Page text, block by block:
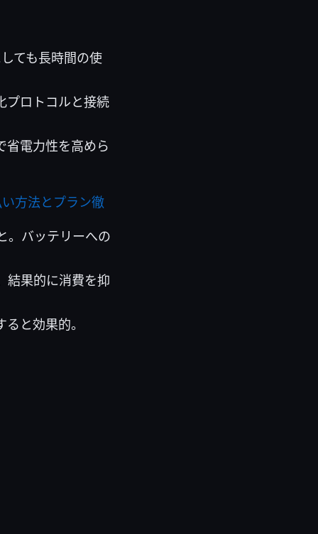
ても長時間の使
プロトコルと接続
省電力性を高めら
方法とプラン徹
。バッテリーへの
結果的に消費を抑
と効果的。